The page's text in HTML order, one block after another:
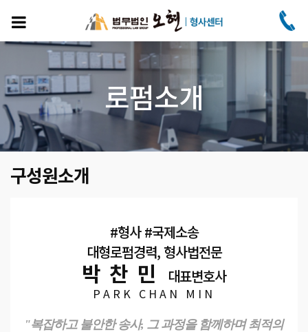
주
요
콘
로
건
너
뛰
기
로펌소개
구성원소개
#형사 #국제소송
대형로펌경력, 형사법전문
박찬민 대표변호사
PARK CHAN MIN
"복잡하고 불안한 송사, 그 과정을 함께하며 최적의